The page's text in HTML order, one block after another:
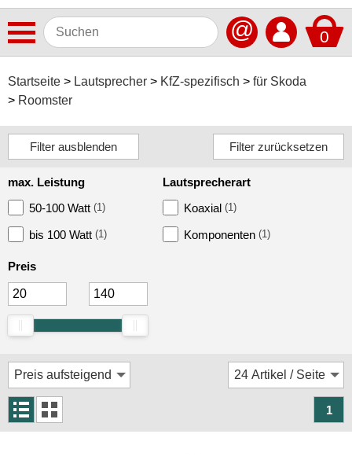
0
@
Startseite Lautsprecher KfZ-spezifisch
für Skoda
Roomster
Autoradios
Dashcams
Freisprechanlagen
Lautsprecher
ACV
Alpine
Blaupunkt
Crunch
max. Leistung
50-100 Watt (1)
bis 100 Watt (1)
Lautsprecherart
Koaxial (1)
Komponenten (1)
Preis
1